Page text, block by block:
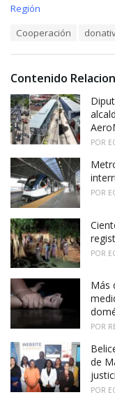
C
r
i
e
s
:
Región
:
Cooperación
Contenido
POR
POR
POR
Más
POR
de
POR